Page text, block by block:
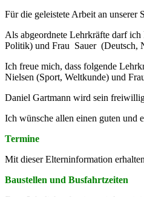
Für die geleistete Arbeit an
Als abgeordnete Lehrkräfte darf
Politik) und Frau Sauer (Deutsch,
Ich freue mich, dass folgende
Nielsen (Sport, Weltkunde) und
Daniel Gartmann wird sein
Ich wünsche allen einen guten und
Termine
Mit dieser Elterninformation
Baustellen und Busfahrtzeiten